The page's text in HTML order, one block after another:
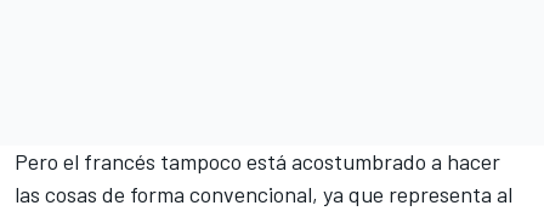
Pero el francés tampoco está acostumbrado a hacer
las cosas de forma convencional, ya que representa al